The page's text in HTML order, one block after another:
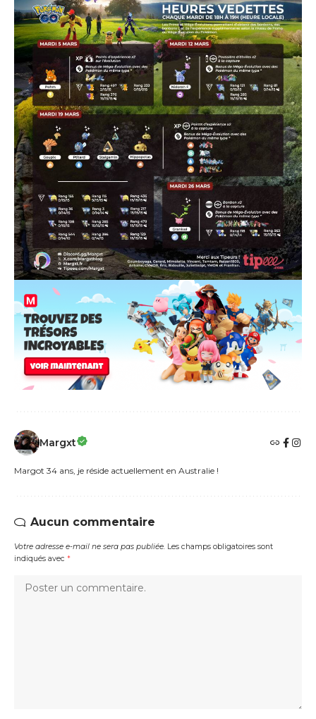
Margxt
Margot 34 ans, je réside actuellement en Australie !
Aucun commentaire
Votre adresse e-mail ne sera pas publiée. Les champs obligatoires sont
indiqués avec *